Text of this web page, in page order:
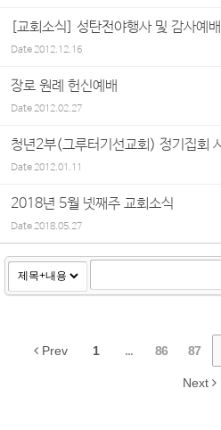
[교회소식] 성탄전야행사 및 감사예배
Date2012.12.16
장로 원례 헌신예배
Date2012.02.27
청년2부(그루터기선교회) 정기집회
Date2012.01.11
2018년 5월 넷째주 교회소식
Date2018.05.27
Prev 1 ... 86 87
Next